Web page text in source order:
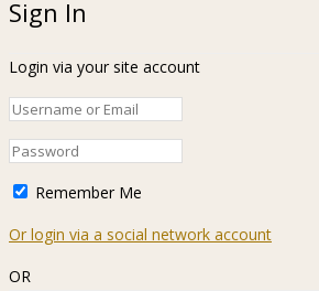
Sign In
Login via your site account
Remember Me
Or login via a social network account
OR